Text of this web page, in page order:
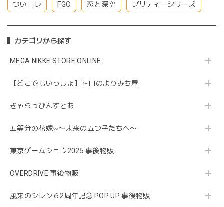
ついコレ FGO 恋と深空 プリティーシリーズ
カテゴリから探す
MEGA NIKKE STORE ONLINE
【どこでもいっしょ】トロのよりみち屋
きゃらっぴんすとあ
五等分の花嫁∽〜未来の五つ子たちへ〜
東京ゲームショウ2025 事後物販
OVERDRIVE 事後物販
風来のシレン６2周年記念 POP UP 事後物販